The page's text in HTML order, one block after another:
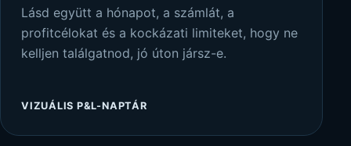
Lásd együtt a hónapot, a számlát, a
profitcélokat és a kockázati limiteket, hogy ne
kelljen találgatnod, jó úton jársz-e.
VIZUÁLIS P&L-NAPTÁR